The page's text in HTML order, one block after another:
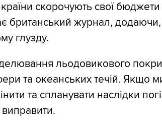
скорочують свої
британський журнал,
глузду.
льодовикового
та океанських течій. Якщо
та спланувати наслідки